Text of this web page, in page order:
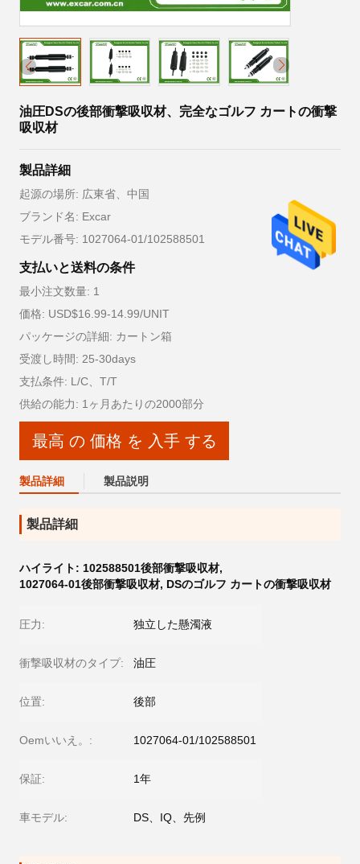
油圧DSの後部衝撃吸収材、完全なゴルフ カートの衝撃
吸収材
製品詳細
起源の場所: 広東省、中国
ブランド名: Excar
モデル番号: 1027064-01/102588501
支払いと送料の条件
最小注文数量: 1
価格: USD$16.99-14.99/UNIT
パッケージの詳細: カートン箱
受渡し時間: 25-30days
支払条件: L/C、T/T
供給の能力: 1ヶ月あたりの2000部分
最高 の 価格 を 入手 する
製品詳細 製品説明
製品詳細
ハイライト: 102588501後部衝撃吸収材,
1027064-01後部衝撃吸収材, DSのゴルフ カートの衝撃吸収材
圧力: 独立した懸濁液
衝撃吸収材のタイプ: 油圧
位置: 後部
Oemいいえ。: 1027064-01/102588501
保証: 1年
車モデル: DS、IQ、先例